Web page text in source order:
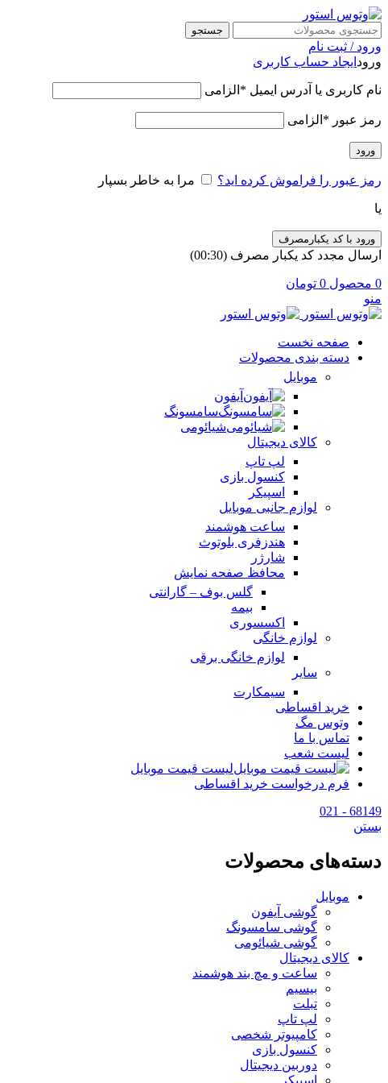
جستجو
ورود / ثبت نام
ورود ایجاد حساب کاربری
نام کاربری یا آدرس ایمیل * الزامی
رمز عبور * الزامی
ورود
رمز عبور را فراموش کرده اید؟ مرا به خاطر بسپار
یا
ورود با کد یکبارمصرف
ارسال مجدد کد یکبار مصرف (00:
30
)
0 محصول 0 تومان
منو
صفحه نخست
دسته بندی محصولات
موبایل
آیفون
سامسونگ
شیائومی
کالای دیجیتال
لپ تاپ
کنسول بازی
اسپیکر
لوازم جانبی موبایل
ساعت هوشمند
هندزفری بلوتوث
شارژر
محافظ صفحه نمایش
گلس بوف – گارانتی
بیمه
اکسسوری
لوازم خانگی
لوازم خانگی برقی
سایر
سیمکارت
خرید اقساطی
وتوس مگ
تماس با ما
لیست شعب
لیست قیمت موبایل
فرم درخواست خرید اقساطی
68149 - 021
بستن
دسته‌های محصولات
موبایل
گوشی آیفون
گوشی سامسونگ
گوشی شیائومی
کالای دیجیتال
ساعت و مچ بند هوشمند
بیسیم
تبلت
لپ تاپ
کامپیوتر شخصی
کنسول بازی
دوربین دیجیتال
اسپیکر